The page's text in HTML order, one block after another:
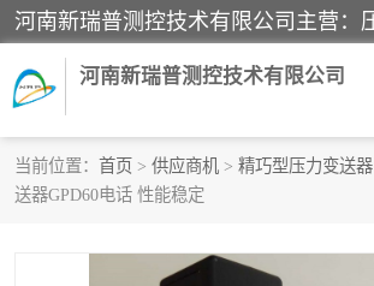
河南新瑞普测控技术有限公司
当前位置： 首页 > 供应商机 > 精巧型压力变送器
送器GPD60电话 性能稳定
霍尼韦尔压力变送器
1151/3351产品分类